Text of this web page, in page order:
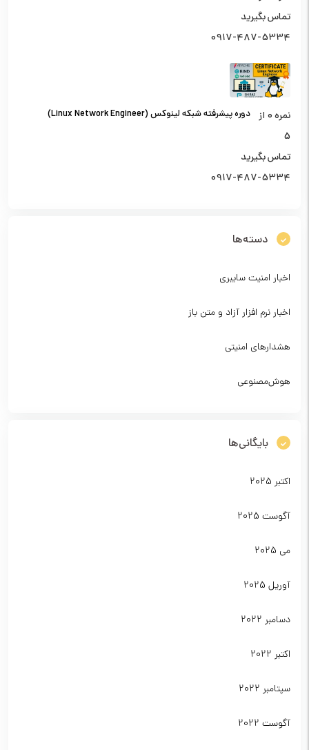
تماس بگیرید
0917-487-5334
دوره پیشرفته شبکه لینوکس (Linux Network Engineer) نمره0 از
5
تماس بگیرید
0917-487-5334
دسته‌ها
اخبار امنیت سایبری
اخبار نرم افزار آزاد و متن باز
هشدارهای امنیتی
هوش‌مصنوعی
بایگانی‌ها
اکتبر 2025
آگوست 2025
می 2025
آوریل 2025
دسامبر 2022
اکتبر 2022
سپتامبر 2022
آگوست 2022